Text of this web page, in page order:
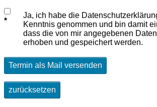
Ja, ich habe die
Kenntnis genommen und bin damit
dass die von mir angegebenen
erhoben und gespeichert werden.
Termin als Mail versenden
zurücksetzen